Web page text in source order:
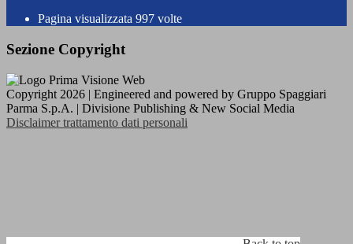
Pagina visualizzata 997 volte
Sezione Copyright
Copyright 2026 | Engineered and powered by Gruppo Spaggiari
Parma S.p.A. | Divisione Publishing & New Social Media
Disclaimer trattamento dati personali